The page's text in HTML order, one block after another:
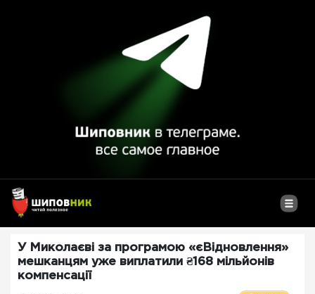
У Миколаєві за програмою «єВідновлення»
мешканцям уже виплатили ₴168 мільйонів
компенсації